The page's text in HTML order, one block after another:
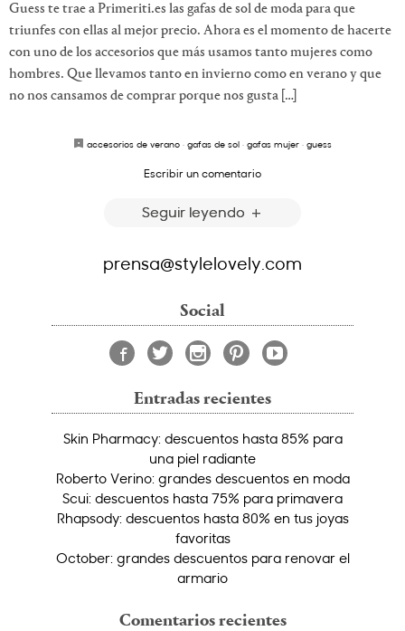
Guess te trae a Primeriti.es las gafas de sol de moda para que
triunfes con ellas al mejor precio. Ahora es el momento de hacerte
con uno de los accesorios que más usamos tanto mujeres como
hombres. Que llevamos tanto en invierno como en verano y que
no nos cansamos de comprar porque nos gusta […]
accesorios de verano · gafas de sol · gafas mujer · guess
Escribir un comentario
Seguir leyendo
prensa@stylelovely.com
Social
Entradas recientes
Skin Pharmacy: descuentos hasta 85% para
una piel radiante
Roberto Verino: grandes descuentos en moda
Scui: descuentos hasta 75% para primavera
Rhapsody: descuentos hasta 80% en tus joyas
favoritas
October: grandes descuentos para renovar el
armario
Comentarios recientes